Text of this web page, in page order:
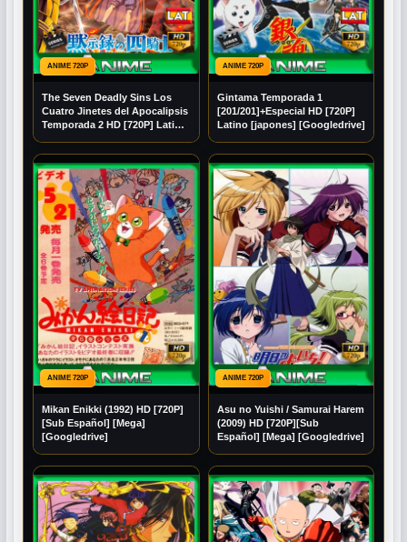
ANIME 720P
The Seven Deadly Sins Los
Cuatro Jinetes del Apocalipsis
Temporada 2 HD [720P] Latino
ANIME 720P
Gintama Temporada 1
[201/201]+Especial HD [720P]
Latino [japones] [Googledrive]
ANIME 720P
Mikan Enikki (1992) HD [720P]
[Sub Español] [Mega]
[Googledrive]
ANIME 720P
Asu no Yuishi / Samurai Harem
(2009) HD [720P][Sub
Español] [Mega] [Googledrive]